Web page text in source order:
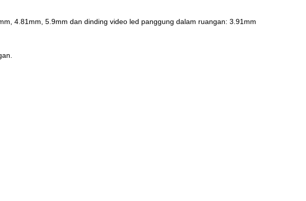
4.81mm, 5.9mm dan dinding video led panggung dalam ruangan: 3.91mm